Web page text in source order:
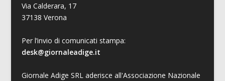
Via Calderara, 17
37138 Verona
Per l’invio di comunicati stampa:
desk@giornaleadige.it
Giornale Adige SRL aderisce all'Associazione Nazionale